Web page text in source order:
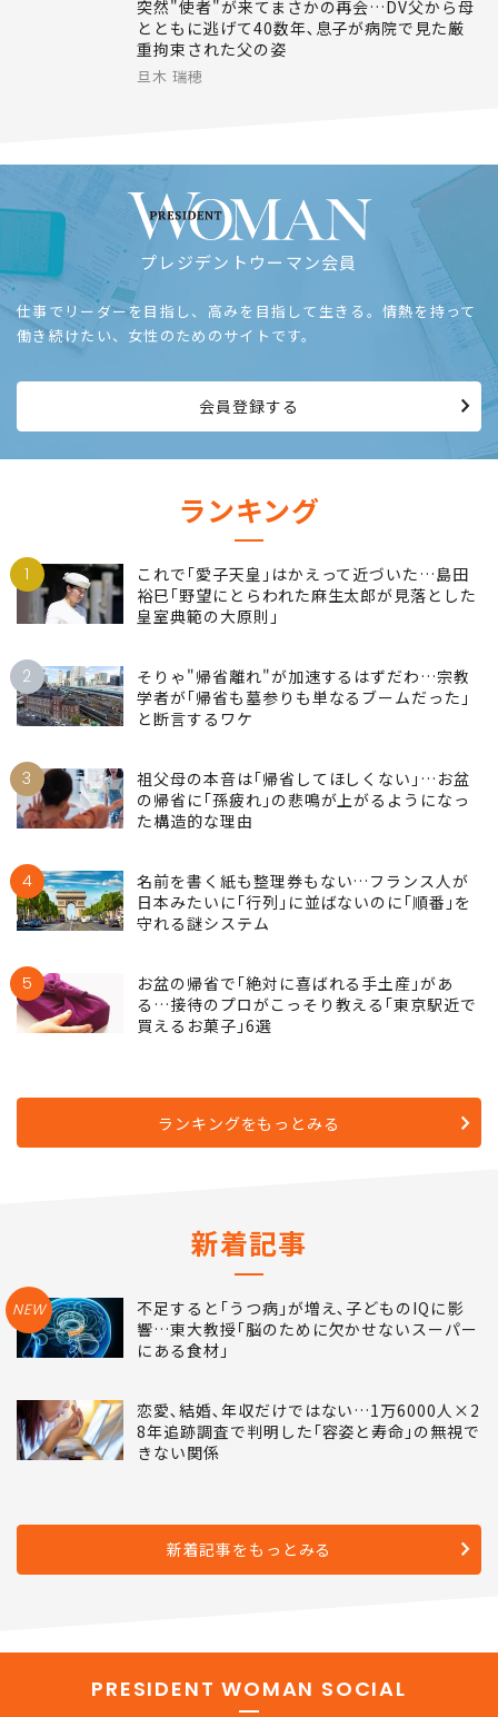
突然"使者"が来てまさかの再会…DV父から母
とともに逃げて40数年､息子が病院で見た厳
重拘束された父の姿
旦木 瑞穂
プレジデントウーマン会員
仕事でリーダーを目指し、高みを目指して生きる。情熱を持って
働き続けたい、女性のためのサイトです。
会員登録する
ランキング
1
これで｢愛子天皇｣はかえって近づいた…島田
裕巳｢野望にとらわれた麻生太郎が見落とした
皇室典範の大原則｣
2
そりゃ"帰省離れ"が加速するはずだわ…宗教
学者が｢帰省も墓参りも単なるブームだった｣
と断言するワケ
3
祖父母の本音は｢帰省してほしくない｣…お盆
の帰省に｢孫疲れ｣の悲鳴が上がるようになっ
た構造的な理由
4
名前を書く紙も整理券もない…フランス人が
日本みたいに｢行列｣に並ばないのに｢順番｣を
守れる謎システム
5
お盆の帰省で｢絶対に喜ばれる手土産｣があ
る…接待のプロがこっそり教える｢東京駅近で
買えるお菓子｣6選
ランキングをもっとみる
新着記事
NEW
不足すると｢うつ病｣が増え､子どものIQに影
響…東大教授｢脳のために欠かせないスーパー
にある食材｣
恋愛､結婚､年収だけではない…1万6000人×2
8年追跡調査で判明した｢容姿と寿命｣の無視で
きない関係
新着記事をもっとみる
PRESIDENT WOMAN SOCIAL